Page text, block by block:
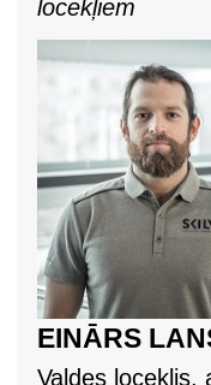
locekļiem
EINĀRS
Valdes loceklis,